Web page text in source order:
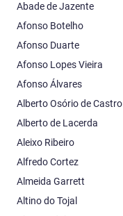
Abade de Jazente
Afonso Botelho
Afonso Duarte
Afonso Lopes Vieira
Afonso Álvares
Alberto Osório de Castro
Alberto de Lacerda
Aleixo Ribeiro
Alfredo Cortez
Almeida Garrett
Altino do Tojal